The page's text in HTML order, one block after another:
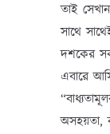
তাই
সাথে
দশকের
এবারে
অসহয়তা,